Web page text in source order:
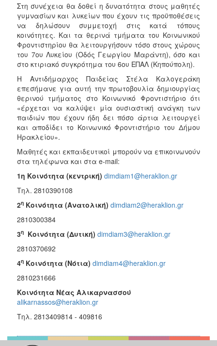
Στη συνέχεια θα δοθεί η δυνατότητα στους μαθητές
γυμνασίων και λυκείων που έχουν τις προϋποθέσεις
να δηλώσουν συμμετοχή στις κατά τόπους
κοινότητες. Και τα θερινά τμήματα του Κοινωνικού
Φροντιστηρίου θα λειτουργήσουν τόσο στους χώρους
του 7ου Λυκείου (Οδός Γεωργίου Μαράντη), όσο και
στο κτιριακό συγκρότημα του 6ου ΕΠΑΛ (Κηπούπολη).
Η Αντιδήμαρχος Παιδείας Στέλα Καλογεράκη
επεσήμανε για αυτή την πρωτοβουλία δημιουργίας
θερινού τμήματος στο Κοινωνικό Φροντιστήριο ότι
«έρχεται να καλύψει μία ουσιαστική ανάγκη των
παιδιών που έχουν ήδη δει πόσο άρτια λειτουργεί
και αποδίδει το Κοινωνικό Φροντιστήριο του Δήμου
Ηρακλείου».
Μαθητές και εκπαιδευτικοί μπορούν να επικοινωνούν
στα τηλέφωνα και στα e-mail:
1η Κοινότητα (κεντρική) dimdiam1@heraklion.gr
Τηλ. 2810390108
2η Κοινότητα (Ανατολική) dimdiam2@heraklion.gr
2810300384
3η Κοινότητα (Δυτική) dimdiam3@heraklion.gr
2810370692
4η Κοινότητα (Νότια) dimdiam4@heraklion.gr
2810231666
Κοινότητα Νέας Αλικαρνασσού
alikarnassos@heraklion.gr
Τηλ. 2813409814 - 409816